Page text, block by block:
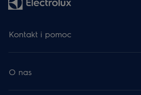
Kontakt i pomoc
O nas